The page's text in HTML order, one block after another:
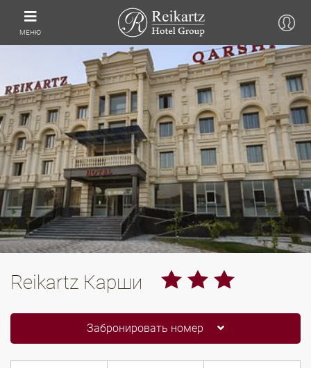
МЕНЮ
Reikartz Карши
Забронировать номер